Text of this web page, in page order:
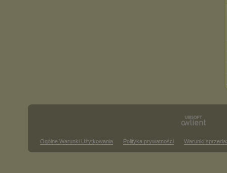
Ogólne Warunki Użytkowania Polityka prywatności Warunki